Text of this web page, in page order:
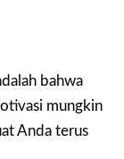
bahwa
mungkin
Anda terus